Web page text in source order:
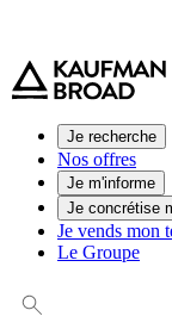
Je recherche
Nos offres
Je m'informe
Je concrétise
Je vends mon
Le Groupe